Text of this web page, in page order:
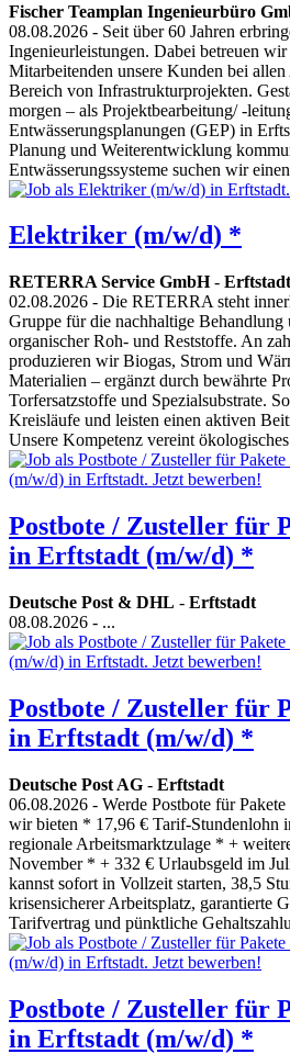
Fischer Teamplan Ingenieurbüro
08.08.2026 - Seit über 60 Jahren
Ingenieurleistungen. Dabei betreuen
Mitarbeitenden unsere Kunden bei
Bereich von Infrastrukturprojekten.
morgen – als Projektbearbeitung/ -
Entwässerungsplanungen (GEP) in
Planung und Weiterentwicklung
Entwässerungssysteme suchen wir
Elektriker (m/w/d) *
RETERRA Service GmbH- Erftstadt
02.08.2026 - Die RETERRA steht
Gruppe für die nachhaltige Behandlung
organischer Roh- und Reststoffe. An
produzieren wir Biogas, Strom und
Materialien – ergänzt durch bewährte
Torfersatzstoffe und Spezialsubstrate.
Kreisläufe und leisten einen aktiven
Unsere Kompetenz vereint
Postbote / Zusteller für
in Erftstadt (m/w/d) *
Deutsche Post & DHL - Erftstadt
08.08.2026 - ...
Postbote / Zusteller für
in Erftstadt (m/w/d) *
Deutsche Post AG - Erftstadt
06.08.2026 - Werde Postbote für
wir bieten * 17,96 € Tarif-Stundenlohn
regionale Arbeitsmarktzulage * +
November * + 332 € Urlaubsgeld im
kannst sofort in Vollzeit starten, 38,5
krisensicherer Arbeitsplatz, garantierte
Tarifvertrag und pünktliche
Postbote / Zusteller für
in Erftstadt (m/w/d) *